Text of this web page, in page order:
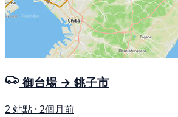
御台場 → 銚子市
2 站點 · 2個月前